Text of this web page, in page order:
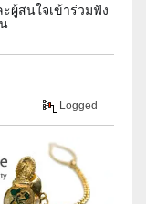
ผู้สนใจเข้าร่วมฟัง
Logged